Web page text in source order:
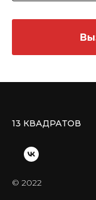
13 КВАДРАТОВ
© 2022